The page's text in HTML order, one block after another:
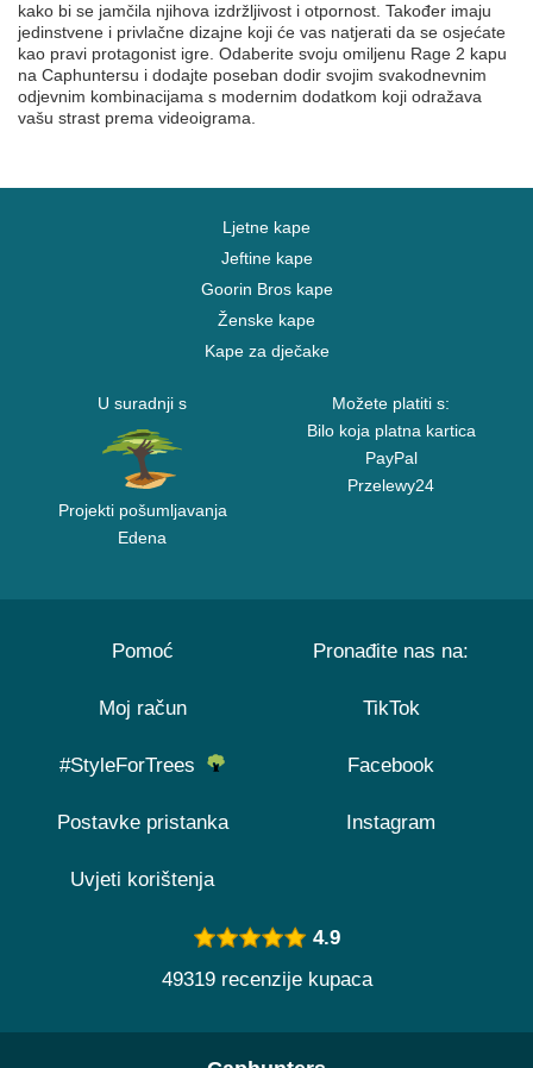
kako bi se jamčila njihova izdržljivost i otpornost. Također imaju
jedinstvene i privlačne dizajne koji će vas natjerati da se osjećate
kao pravi protagonist igre. Odaberite svoju omiljenu Rage 2 kapu
na Caphuntersu i dodajte poseban dodir svojim svakodnevnim
odjevnim kombinacijama s modernim dodatkom koji odražava
vašu strast prema videoigrama.
Ljetne kape
Jeftine kape
Goorin Bros kape
Ženske kape
Kape za dječake
U suradnji s
Projekti pošumljavanja
Edena
Možete platiti s:
Bilo koja platna kartica
PayPal
Przelewy24
Pomoć
Moj račun
#StyleForTrees
Postavke pristanka
Uvjeti korištenja
Pronađite nas na:
TikTok
Facebook
Instagram
4.9
49319 recenzije kupaca